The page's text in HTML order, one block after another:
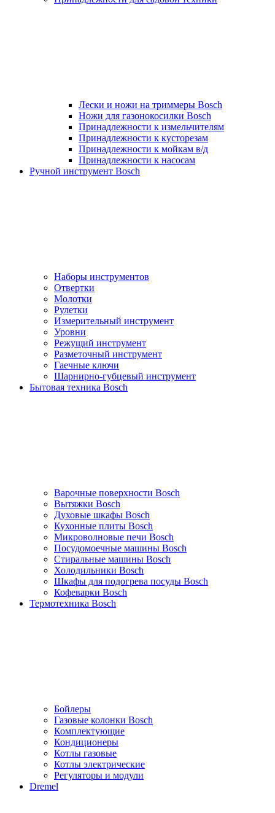
Лески и ножи на триммеры Bosch
Ножи для газонокосилки Bosch
Принадлежности к измельчителям
Принадлежности к кусторезам
Принадлежности к мойкам в/д
Принадлежности к насосам
Ручной инструмент Bosch
Наборы инструментов
Отвертки
Молотки
Рулетки
Измерительный инструмент
Уровни
Режущий инструмент
Разметочный инструмент
Гаечные ключи
Шарнирно-губцевый инструмент
Бытовая техника Bosch
Варочные поверхности Bosch
Вытяжки Bosch
Духовые шкафы Bosch
Кухонные плиты Bosch
Микроволновые печи Bosch
Посудомоечные машины Bosch
Стиральные машины Bosch
Холодильники Bosch
Шкафы для подогрева посуды Bosch
Кофеварки Bosch
Термотехника Bosch
Бойлеры
Газовые колонки Bosch
Комплектующие
Кондиционеры
Котлы газовые
Котлы электрические
Регуляторы и модули
Dremel